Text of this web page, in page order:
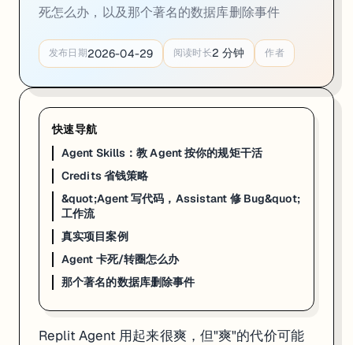
Agent Skills：教 Agent 按你的规矩干活
死怎么办，以及那个著名的数据库删除事件
发布日期2026-04-29 阅读时长2 分钟 作者
快速导航
Agent Skills：教 Agent 按你的规矩干活
Credits 省钱策略
&quot;Agent 写代码，Assistant 修 Bug&quot;
工作流
真实项目案例
Agent 卡死/转圈怎么办
那个著名的数据库删除事件
Replit Agent 用起来很爽，但"爽"的代价可能